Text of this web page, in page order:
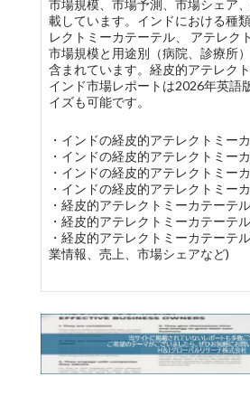
市場規模、市場予測、市場シェア
載しています。インドにおける種
レクトミーカテーテル、 アテレク
市場規模と用途別（病院、診療所
含まれています。経皮的アテレク
インド市場レポートは2026年英語
イズも可能です。
・インドの経皮的アテレクトミー
・インドの経皮的アテレクトミー
・インドの経皮的アテレクトミー
・インドの経皮的アテレクトミー
・経皮的アテレクトミーカテーテ
・経皮的アテレクトミーカテーテ
・経皮的アテレクトミーカテーテ
業情報、売上、市場シェアなど)